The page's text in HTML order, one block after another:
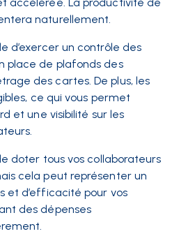
accélérée. La productivité de
naturellement.
d’exercer un contrôle des
place de plafonds des
des cartes. De plus, les
ce qui vous permet
et une visibilité sur les
doter tous vos collaborateurs
cela peut représenter un
et d’efficacité pour vos
des dépenses